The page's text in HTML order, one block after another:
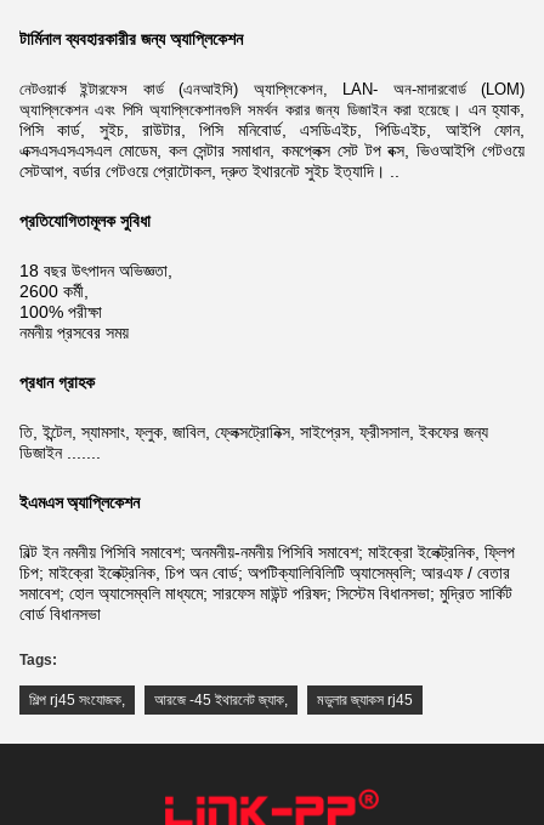
টার্মিনাল ব্যবহারকারীর জন্য অ্যাপ্লিকেশন
নেটওয়ার্ক ইন্টারফেস কার্ড (এনআইসি) অ্যাপ্লিকেশন, LAN- অন-মাদারবোর্ড (LOM)
অ্যাপ্লিকেশন এবং পিসি অ্যাপ্লিকেশানগুলি সমর্থন করার জন্য ডিজাইন করা হয়েছে। এনহ্যাক,
পিসি কার্ড, সুইচ, রাউটার, পিসি মনিবোর্ড, এসডিএইচ, পিডিএইচ, আইপি ফোন,
এক্সএসএসএসএল মোডেম, কল সেন্টার সমাধান, কমপ্লেক্স সেট টপ বক্স, ভিওআইপি গেটওয়ে
সেটআপ, বর্ডার গেটওয়ে প্রোটোকল, দ্রুত ইথারনেট সুইচ ইত্যাদি। ..
প্রতিযোগিতামূলক সুবিধা
18 বছর উৎপাদন অভিজ্ঞতা,
2600 কর্মী,
100% পরীক্ষা
নমনীয় প্রসবের সময়
প্রধান গ্রাহক
তি, ইন্টেল, স্যামসাং, ফ্লুক, জাবিল, ফ্লেক্সট্রোনিক্স, সাইপ্রেস, ফ্রীসসাল, ইকফের জন্য
ডিজাইন .......
ইএমএস অ্যাপ্লিকেশন
বিল্ট ইন নমনীয় পিসিবি সমাবেশ; অনমনীয়-নমনীয় পিসিবি সমাবেশ; মাইক্রো ইলেক্ট্রনিক, ফ্লিপ
চিপ; মাইক্রো ইলেক্ট্রনিক, চিপ অন বোর্ড; অপটিক্যালিবিলিটি অ্যাসেম্বলি; আরএফ / বেতার
সমাবেশ; হোল অ্যাসেম্বলি মাধ্যমে; সারফেস মাউন্ট পরিষদ; সিস্টেম বিধানসভা; মুদ্রিত সার্কিট
বোর্ড বিধানসভা
Tags:
শিল্প rj45 সংযোজক, আরজে -45 ইথারনেট জ্যাক, মডুলার জ্যাকস rj45